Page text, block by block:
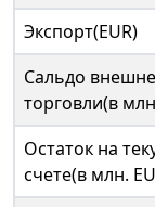
Экспорт(EUR)
Сальдо
торговли(в
Остаток на
счете(в млн.